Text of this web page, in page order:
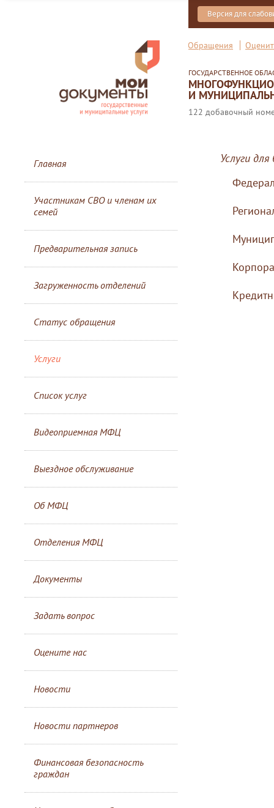
Версия для
Обращения
ГОСУДАРСТВЕННОЕ
И
122 добавочный
Главная
Участникам СВО и членам их
семей
Предварительная запись
Загруженность отделений
Статус обращения
Услуги
Список услуг
Видеоприемная МФЦ
Выездное обслуживание
Об МФЦ
Отделения МФЦ
Документы
Задать вопрос
Оцените нас
Новости
Новости партнеров
Финансовая безопасность
граждан
Услуги для